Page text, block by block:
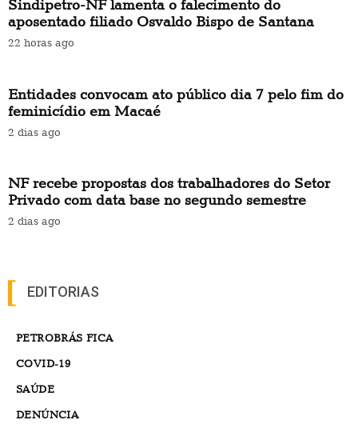
Sindipetro-NF lamenta o falecimento do
aposentado filiado Osvaldo Bispo de Santana
22 horas ago
Entidades convocam ato público dia 7 pelo fim do
feminicídio em Macaé
2 dias ago
NF recebe propostas dos trabalhadores do Setor
Privado com data base no segundo semestre
2 dias ago
EDITORIAS
PETROBRÁS FICA
COVID-19
SAÚDE
DENÚNCIA